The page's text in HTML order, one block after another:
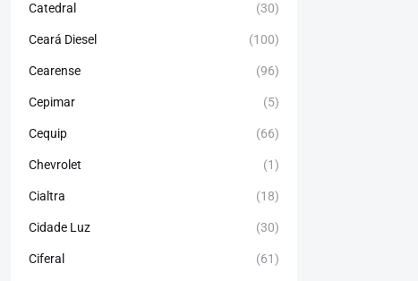
Catedral (30)
Ceará Diesel (100)
Cearense (96)
Cepimar (5)
Cequip (66)
Chevrolet (1)
Cialtra (18)
Cidade Luz (30)
Ciferal (61)